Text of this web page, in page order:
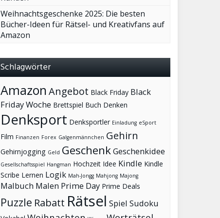
Weihnachtsgeschenke 2025: Die besten
Bücher-Ideen für Rätsel- und Kreativfans auf
Amazon
Schlagwörter
AmazonAngebot Black Friday Black
Friday Woche Brettspiel Buch Denken
Denksport Denksportler Einladung eSport
Film Finanzen Forex Galgenmännchen Gehirn
Gehirnjogging Geld GeschenkGeschenkidee
Gesellschaftsspiel Hangman Hochzeit Idee Kindle Kindle
Scribe Lernen Logik Mah-Jongg Mahjong Majong
Malbuch Malen Prime Day Prime Deals
Puzzle Rabatt Rätsel Spiel Sudoku